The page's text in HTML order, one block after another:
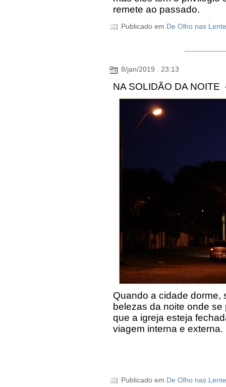
remete ao passado.
Publicado em De Olho nas
8/jan/2019 . 23:13
NA SOLIDÃO DA
Quando a cidade dorme,
belezas da noite onde
que a igreja esteja
viagem interna e externa.
Publicado em De Olho nas